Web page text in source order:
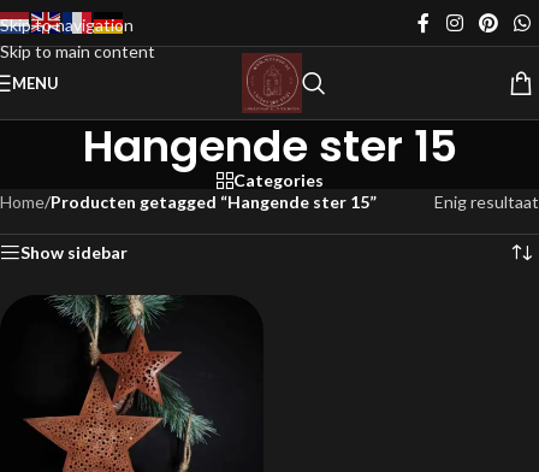
Skip to navigation
Skip to main content
MENU
Hangende ster 15
Categories
Home/Producten getagged “Hangende ster 15” Enig resultaat
Show sidebar